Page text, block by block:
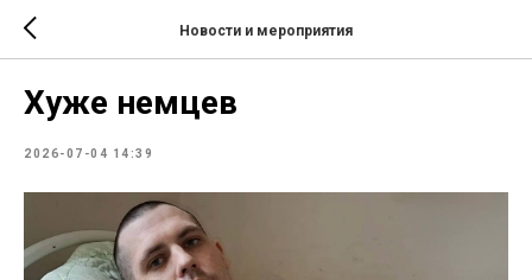
Новости и мероприятия
Хуже немцев
2026-07-04 14:39